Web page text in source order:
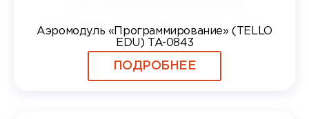
Аэромодуль «Программирование» (TELLO
EDU) TA-0843
ПОДРОБНЕЕ